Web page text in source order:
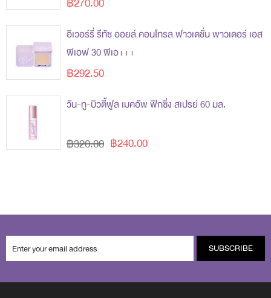
อิเวอร์รี่ รีทัช ออยล์ คอนโทรล ฟาวเดชั่น พาวเดอร์ เอส
พีเอฟ 30 พีเอ+++
฿292.50
วัน-ทู-บิวตี้ฟูล เมคอัพ ฟิกซิ่ง สเปรย์ 60 มล.
฿240.00
฿320.00
SUBSCRIBE